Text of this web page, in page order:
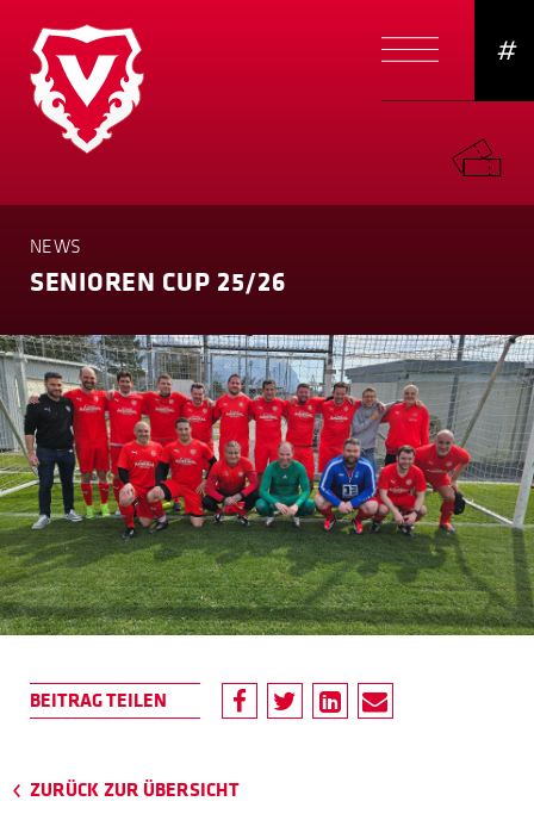
#
NEWS
SENIOREN CUP 25/26
ZURÜCK ZUR ÜBERSICHT